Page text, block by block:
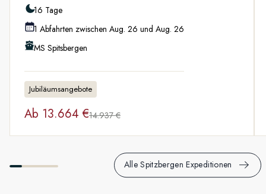
und östlich um Nordaustlandet herumwagen, durchqueren Sie
mehrere Tage lang dramatische Fjorde, vorbei an glitzernden
Gletschern und steilen Bergen im Archipel. Entdecken Sie
den Nordwest-Spitzbergen-Nationalpark, erkunden Sie die
arktischen Tierwelt, darunter Wale, Rentiere und der scheue
Eisbär. Verbringen Sie zwei Tage in Longyearbyen, der
Hauptstadt Spitzbergens, bevor Ihre Seereise losgeht. Ein
ganzer Tag ist für betreute Aktivitäten vorgesehen.
16 Tage
1 Abfahrten zwischen Aug. 26 und Aug. 26
MS Spitsbergen
Jubiläumsangebote
Ab 13.664 €14.937 €
Alle Spitzbergen Expeditionen